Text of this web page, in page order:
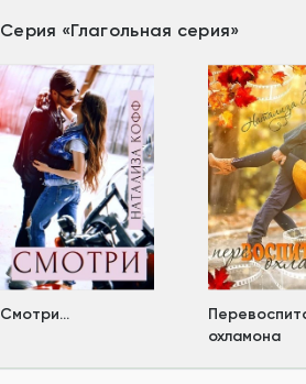
Серия «Глагольная серия»
Смотри...
охламона